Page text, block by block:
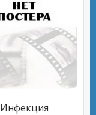
Инфекция